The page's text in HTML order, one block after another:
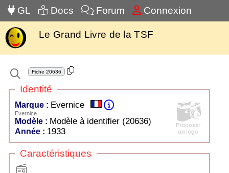
GL Docs Forum Connexion
Le Grand Livre de la TSF
Fiche 20636
Identité
Marque : Evernice
Evernice
Modèle : Modèle à identifier (20636)
Année : 1933
Caractéristiques